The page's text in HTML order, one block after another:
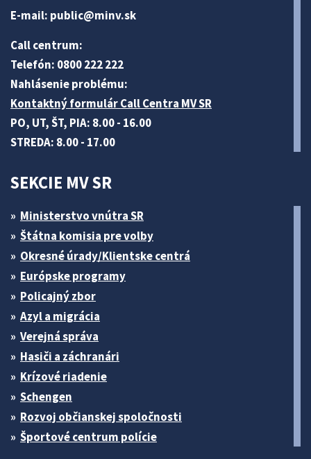
E-mail: public@minv.sk
Call centrum:
Telefón: 0800 222 222
Nahlásenie problému:
Kontaktný formulár Call Centra MV SR
PO, UT, ŠT, PIA: 8.00 - 16.00
STREDA: 8.00 - 17.00
SEKCIE MV SR
Ministerstvo vnútra SR
Štátna komisia pre volby
Okresné úrady/Klientske centrá
Európske programy
Policajný zbor
Azyl a migrácia
Verejná správa
Hasiči a záchranári
Krízové riadenie
Schengen
Rozvoj občianskej spoločnosti
Športové centrum polície